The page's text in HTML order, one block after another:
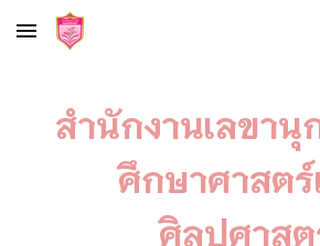
Skip to main content
สำนักงานเลขา
ศึกษาศาสต
ศิลปศาส